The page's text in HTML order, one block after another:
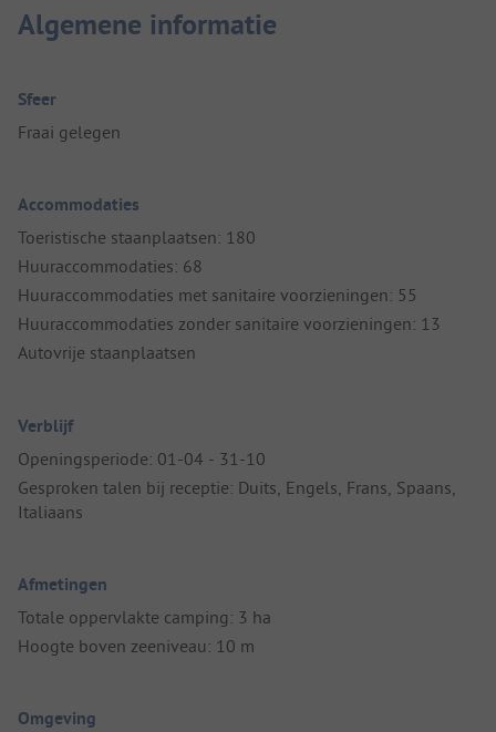
Algemene informatie
Sfeer
Fraai gelegen
Accommodaties
Toeristische staanplaatsen: 180
Huuraccommodaties: 68
Huuraccommodaties met sanitaire voorzieningen: 55
Huuraccommodaties zonder sanitaire voorzieningen: 13
Autovrije staanplaatsen
Verblijf
Openingsperiode: 01-04 - 31-10
Gesproken talen bij receptie: Duits, Engels, Frans, Spaans,
Italiaans
Afmetingen
Totale oppervlakte camping: 3 ha
Hoogte boven zeeniveau: 10 m
Omgeving